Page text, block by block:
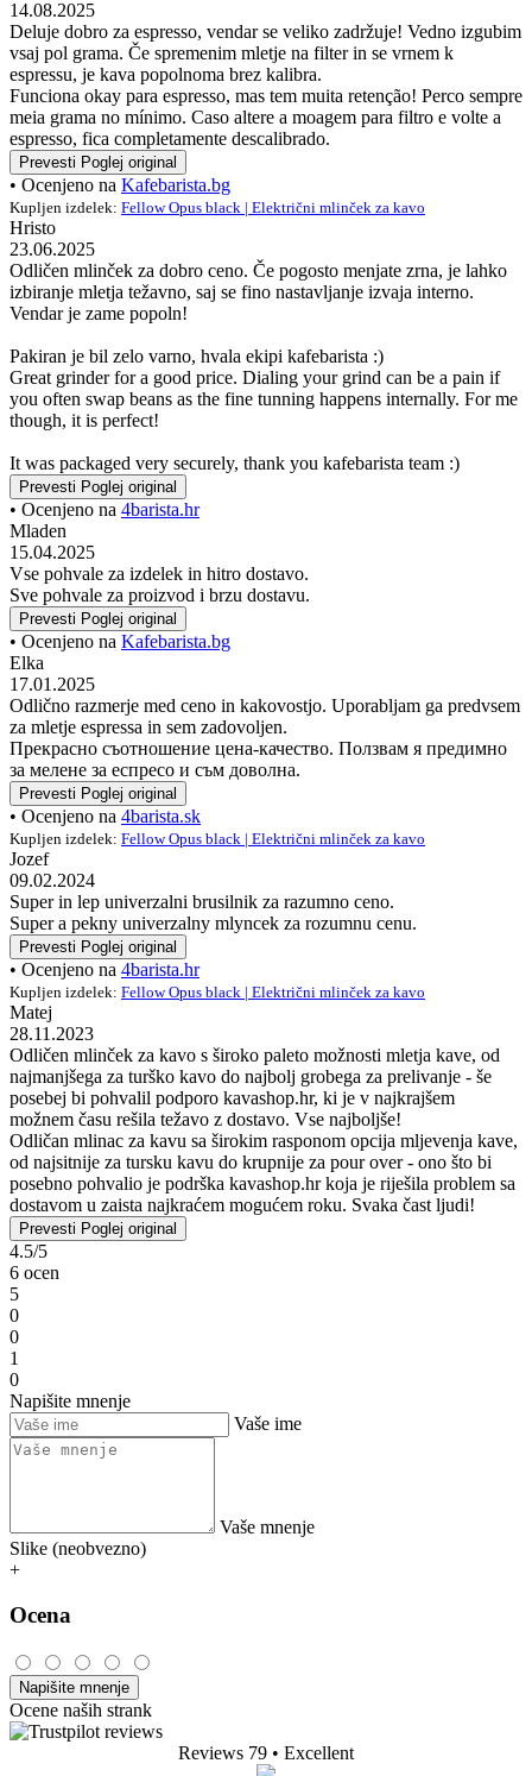
14.08.2025
Deluje dobro za espresso, vendar se veliko zadržuje! Vedno izgubim
vsaj pol grama. Če spremenim mletje na filter in se vrnem k
espressu, je kava popolnoma brez kalibra.
Funciona okay para espresso, mas tem muita retenção! Perco sempre
meia grama no mínimo. Caso altere a moagem para filtro e volte a
espresso, fica completamente descalibrado.
Prevesti Poglej original
• Ocenjeno na Kafebarista.bg
Kupljen izdelek: Fellow Opus black | Električni mlinček za kavo
Hristo
23.06.2025
Odličen mlinček za dobro ceno. Če pogosto menjate zrna, je lahko
izbiranje mletja težavno, saj se fino nastavljanje izvaja interno.
Vendar je zame popoln!
Pakiran je bil zelo varno, hvala ekipi kafebarista :)
Great grinder for a good price. Dialing your grind can be a pain if
you often swap beans as the fine tunning happens internally. For me
though, it is perfect!
It was packaged very securely, thank you kafebarista team :)
Prevesti Poglej original
• Ocenjeno na 4barista.hr
Mladen
15.04.2025
Vse pohvale za izdelek in hitro dostavo.
Sve pohvale za proizvod i brzu dostavu.
Prevesti Poglej original
• Ocenjeno na Kafebarista.bg
Elka
17.01.2025
Odlično razmerje med ceno in kakovostjo. Uporabljam ga predvsem
za mletje espressa in sem zadovoljen.
Прекрасно съотношение цена-качество. Ползвам я предимно
за мелене за еспресо и съм доволна.
Prevesti Poglej original
• Ocenjeno na 4barista.sk
Kupljen izdelek: Fellow Opus black | Električni mlinček za kavo
Jozef
09.02.2024
Super in lep univerzalni brusilnik za razumno ceno.
Super a pekny univerzalny mlyncek za rozumnu cenu.
Prevesti Poglej original
• Ocenjeno na 4barista.hr
Kupljen izdelek: Fellow Opus black | Električni mlinček za kavo
Matej
28.11.2023
Odličen mlinček za kavo s široko paleto možnosti mletja kave, od
najmanjšega za turško kavo do najbolj grobega za prelivanje - še
posebej bi pohvalil podporo kavashop.hr, ki je v najkrajšem
možnem času rešila težavo z dostavo. Vse najboljše!
Odličan mlinac za kavu sa širokim rasponom opcija mljevenja kave,
od najsitnije za tursku kavu do krupnije za pour over - ono što bi
posebno pohvalio je podrška kavashop.hr koja je riješila problem sa
dostavom u zaista najkraćem mogućem roku. Svaka čast ljudi!
Prevesti Poglej original
4.5/5
6 ocen
5
0
0
1
0
Napišite mnenje
Vaše ime
Vaše mnenje
Slike (neobvezno)
+
Ocena
Napišite mnenje
Ocene naših strank
Reviews 79 • Excellent